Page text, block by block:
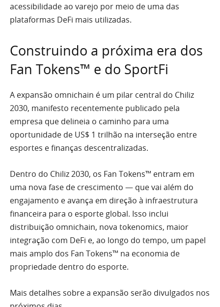
acessibilidade ao varejo por meio de uma das
plataformas DeFi mais utilizadas.
Construindo a próxima era dos
Fan Tokens™ e do SportFi
A expansão omnichain é um pilar central do Chiliz
2030, manifesto recentemente publicado pela
empresa que delineia o caminho para uma
oportunidade de US$ 1 trilhão na interseção entre
esportes e finanças descentralizadas.
Dentro do Chiliz 2030, os Fan Tokens™ entram em
uma nova fase de crescimento — que vai além do
engajamento e avança em direção à infraestrutura
financeira para o esporte global. Isso inclui
distribuição omnichain, nova tokenomics, maior
integração com DeFi e, ao longo do tempo, um papel
mais amplo dos Fan Tokens™ na economia de
propriedade dentro do esporte.
Mais detalhes sobre a expansão serão divulgados nos